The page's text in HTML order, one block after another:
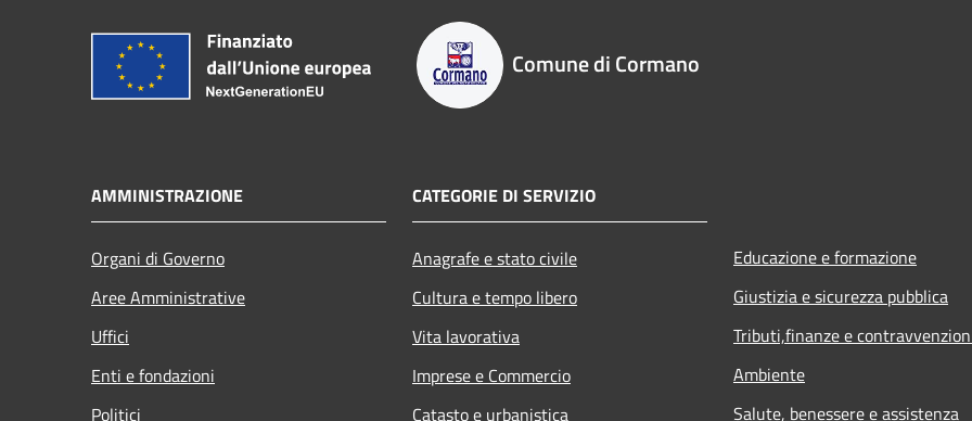
Comune di Cormano
AMMINISTRAZIONE
Organi di Governo
Aree Amministrative
Uffici
Enti e fondazioni
Politici
CATEGORIE DI SERVIZIO
Anagrafe e stato civile
Cultura e tempo libero
Vita lavorativa
Imprese e Commercio
Catasto e urbanistica
Educazione e formazione
Giustizia e sicurezza pubblica
Tributi,finanze e
Ambiente
Salute, benessere e assistenza